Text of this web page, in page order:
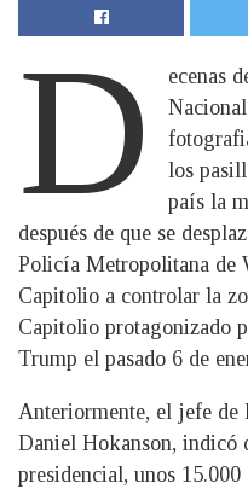
D
ecenas
los
país la
después de que se
Policía Metropolitana de
Capitolio a controlar la
Capitolio protagonizado
Trump el pasado 6 de
Anteriormente, el jefe de
Daniel Hokanson, indicó
presidencial, unos